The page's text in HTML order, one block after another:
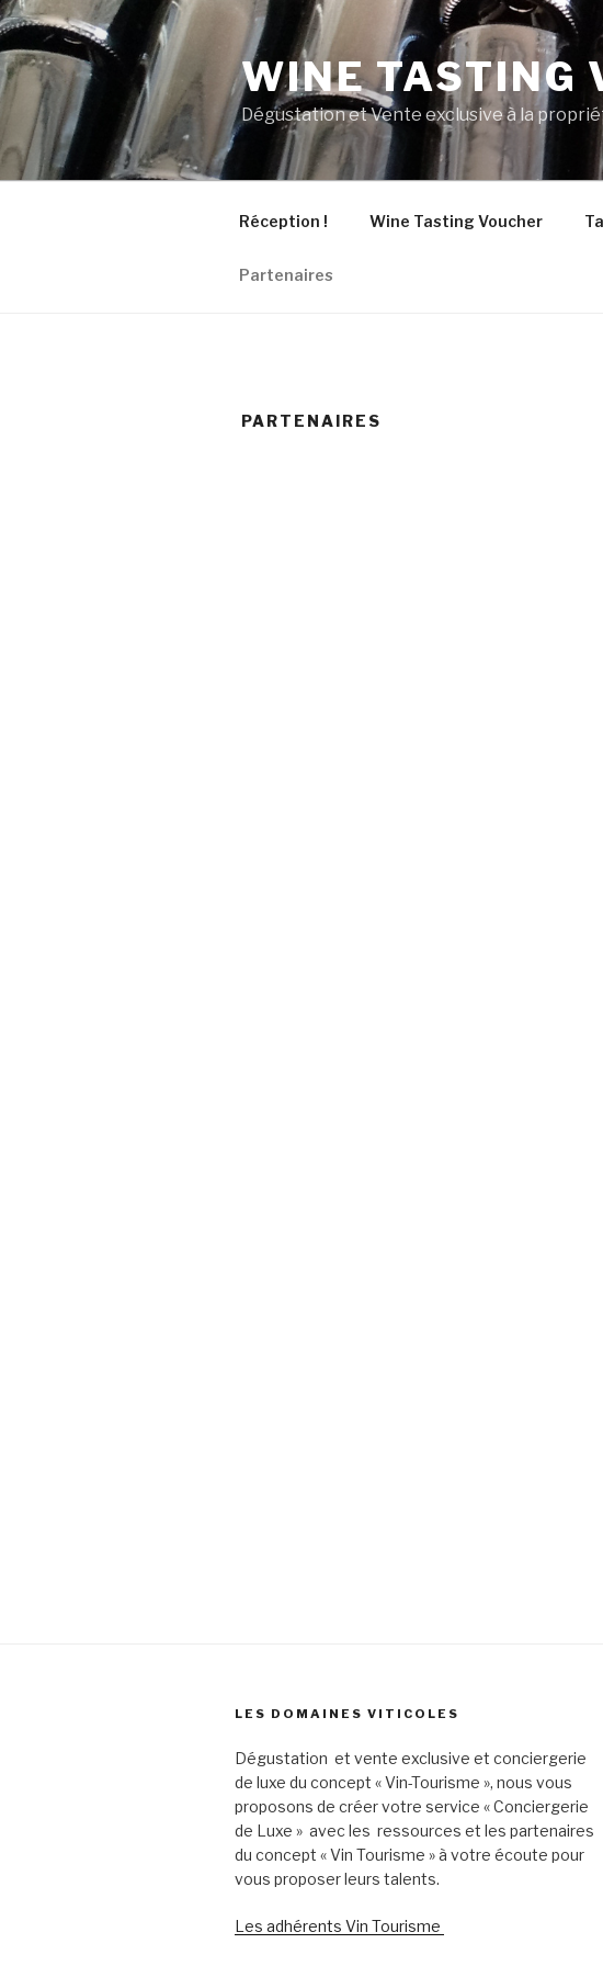
Aller
au
contenu
principal
WINE TASTING
Dégustation et Vente exclusive à la
Réception ! Wine Tasting Voucher
Partenaires
PARTENAIRES
LES DOMAINES VITICOLES
Dégustation et vente exclusive et conciergerie
de luxe du concept « Vin-Tourisme », nous vous
proposons de créer votre service « Conciergerie
de Luxe » avec les ressources et les partenaires
du concept « Vin Tourisme » à votre écoute pour
vous proposer leurs talents.
Les adhérents Vin Tourisme